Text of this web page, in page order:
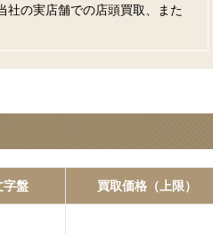
社の実店舗での店頭買取、また
字盤 買取価格（上限）